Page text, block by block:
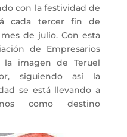
con la festividad de
cada tercer fin de
de julio. Con esta
de Empresarios
la imagen de Teruel
siguiendo así la
se está llevando a
como destino